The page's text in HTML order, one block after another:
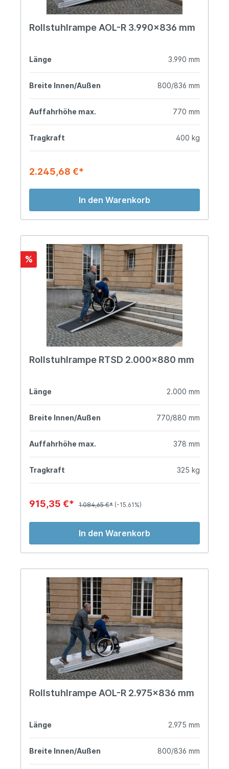
Rollstuhlrampe AOL-R 3.990x836 mm
Länge 3.990 mm
Breite Innen/Außen 800/836 mm
Auffahrhöhe max. 770 mm
Tragkraft 400 kg
2.245,68 €*
In den Warenkorb
%
Rollstuhlrampe RTSD 2.000x880 mm
Länge 2.000 mm
Breite Innen/Außen 770/880 mm
Auffahrhöhe max. 378 mm
Tragkraft 325 kg
915,35 €* 1.084,65 €* (-15.61%)
In den Warenkorb
Rollstuhlrampe AOL-R 2.975x836 mm
Länge 2.975 mm
Breite Innen/Außen 800/836 mm